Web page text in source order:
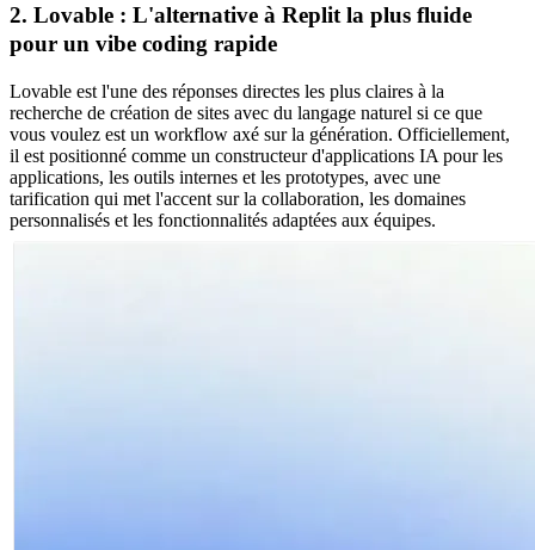
2. Lovable : L'alternative à Replit la plus fluide
pour un vibe coding rapide
Lovable est l'une des réponses directes les plus claires à la
recherche de création de sites avec du langage naturel si ce que
vous voulez est un workflow axé sur la génération. Officiellement,
il est positionné comme un constructeur d'applications IA pour les
applications, les outils internes et les prototypes, avec une
tarification qui met l'accent sur la collaboration, les domaines
personnalisés et les fonctionnalités adaptées aux équipes.